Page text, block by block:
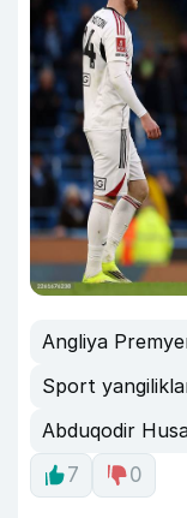
Angliya
Sport
Abduqodir
7
0